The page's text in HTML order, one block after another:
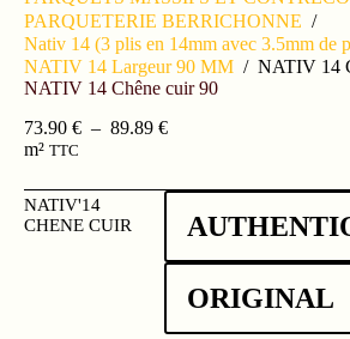
PARQUETERIE BERRICHONNE /
Nativ 14 (3 plis en 14mm avec 3.5mm de
NATIV 14 Largeur 90 MM / NATIV 14
NATIV 14 Chêne cuir 90
73.90 € – 89.89 €
m² TTC
NATIV'14
CHENE CUIR
ORIGINAL